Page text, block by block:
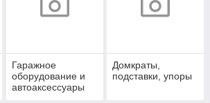
Гаражное
оборудование и
автоаксессуары
Домкраты,
подставки, упоры